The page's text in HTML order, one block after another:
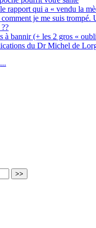
rapport qui a « vendu la
je me suis trompé.
à bannir (+ les 2 gros «
du Dr Michel de
...